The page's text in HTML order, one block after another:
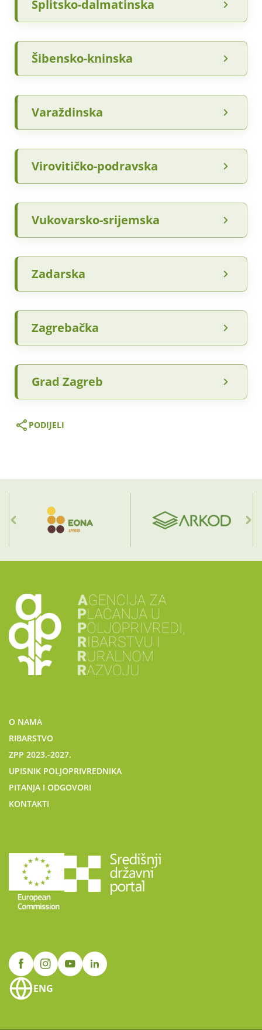
Splitsko-dalmatinska
Šibensko-kninska
Varaždinska
Virovitičko-podravska
Vukovarsko-srijemska
Zadarska
Zagrebačka
Grad Zagreb
PODIJELI
O NAMA
RIBARSTVO
ZPP 2023.-2027.
UPISNIK POLJOPRIVREDNIKA
PITANJA I ODGOVORI
KONTAKTI
ENG